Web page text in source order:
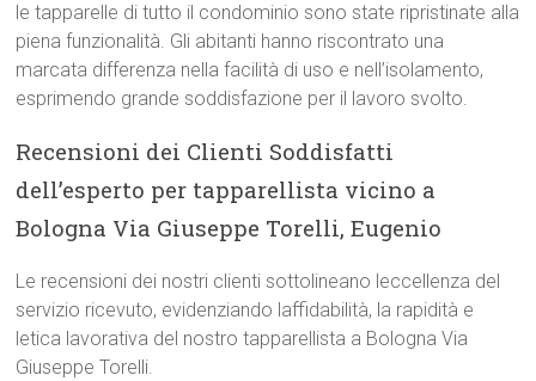
le tapparelle di tutto il condominio sono state ripristinate alla
piena funzionalità. Gli abitanti hanno riscontrato una
marcata differenza nella facilità di uso e nell’isolamento,
esprimendo grande soddisfazione per il lavoro svolto.
Recensioni dei Clienti Soddisfatti
dell’esperto per tapparellista vicino a
Bologna Via Giuseppe Torelli, Eugenio
Le recensioni dei nostri clienti sottolineano leccellenza del
servizio ricevuto, evidenziando laffidabilità, la rapidità e
letica lavorativa del nostro tapparellista a Bologna Via
Giuseppe Torelli.